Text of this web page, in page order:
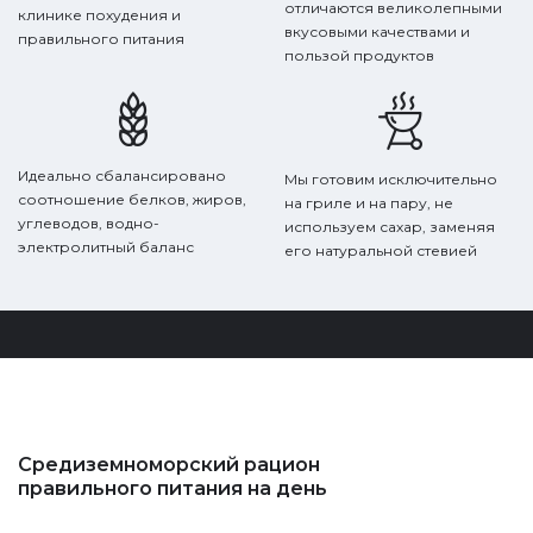
клинике похудения и
правильного питания
отличаются великолепными
вкусовыми качествами и
пользой продуктов
Идеально сбалансировано
соотношение белков, жиров,
углеводов, водно-
электролитный баланс
Мы готовим исключительно
на гриле и на пару, не
используем сахар, заменяя
его натуральной стевией
Средиземноморский рацион
правильного питания на день